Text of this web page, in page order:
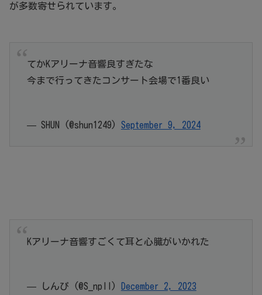
が多数寄せられています。
てかKアリーナ音響良すぎたな
今まで行ってきたコンサート会場で1番良い
— SHUN (@shun1249) September 9, 2024
Kアリーナ音響すごくて耳と心臓がいかれた
— しんぴ (@S_npll) December 2, 2023